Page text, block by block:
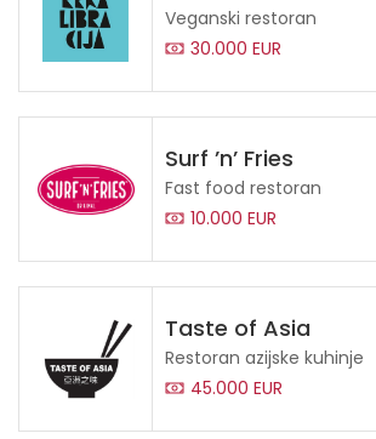
Veganski restoran
30.000 EUR
Surf ’n’ Fries
Fast food restoran
10.000 EUR
Taste of Asia
Restoran azijske kuhinje
45.000 EUR